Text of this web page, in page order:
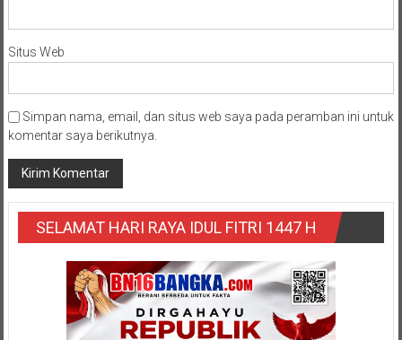
Situs Web
Simpan nama, email, dan situs web saya pada peramban ini untuk
komentar saya berikutnya.
SELAMAT HARI RAYA IDUL FITRI 1447 H